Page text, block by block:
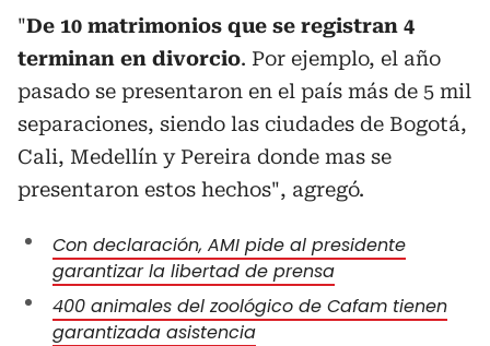
"De 10 matrimonios que se registran 4
terminan en divorcio. Por ejemplo, el año
pasado se presentaron en el país más de 5 mil
separaciones, siendo las ciudades de Bogotá,
Cali, Medellín y Pereira donde mas se
presentaron estos hechos", agregó.
Con declaración, AMI pide al presidente
garantizar la libertad de prensa
400 animales del zoológico de Cafam tienen
garantizada asistencia